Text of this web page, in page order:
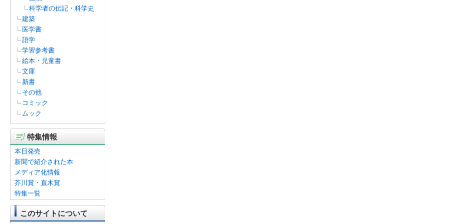
科学者の伝記・科学史
建築
医学書
語学
学習参考書
絵本・児童書
文庫
新書
その他
コミック
ムック
特集情報
本日発売
新聞で紹介された本
メディア化情報
芥川賞・直木賞
特集一覧
このサイトについて